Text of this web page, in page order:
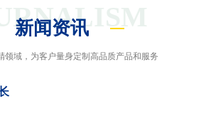
新闻资讯
领域，为客户量身定制高品质产品和服务